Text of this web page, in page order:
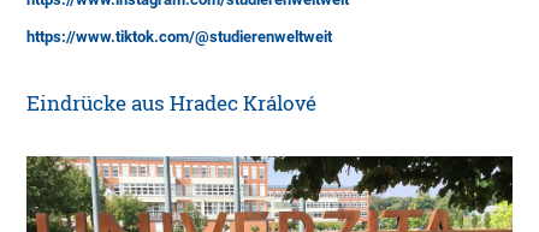
https://www.tiktok.com/@studierenweltweit
Eindrücke aus Hradec Králové